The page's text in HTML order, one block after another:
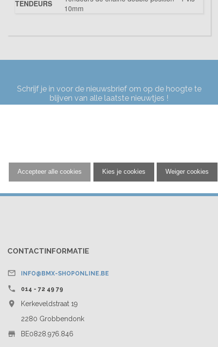
TENDEURS
10mm
Schrijf je in voor de nieuwsbrief om op de hoogte te
blijven van alle laatste nieuwtjes !
CONTACTINFORMATIE
 INFO@BMX-SHOPONLINE.BE
 014 - 72 49 79

Kerkeveldstraat 19
2280 Grobbendonk
 BE0828.976.846
Accepteer alle cookies Kies je cookies Weiger cookies